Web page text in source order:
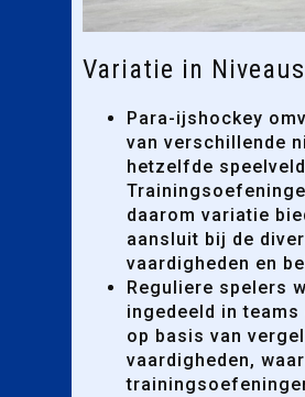
Variatie in Niveaus
Para-ijshockey
van verschillende
hetzelfde
daarom variatie
aansluit bij de
vaardigheden en
Reguliere spelers
ingedeeld in
op basis van
vaardigheden,